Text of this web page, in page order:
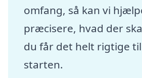
omfang, så kan vi
præcisere, hvad der
du får det helt rigtige
starten.